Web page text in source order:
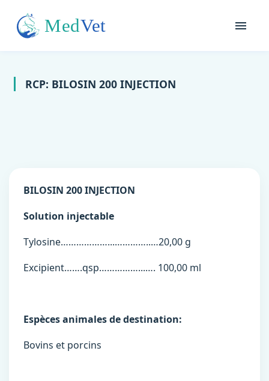
RCP: BILOSIN 200 INJECTION
BILOSIN 200 INJECTION
Solution injectable
Tylosine………………...…………..…20,00 g
Excipient…….qsp……………...…. 100,00 ml
Espèces animales de destination:
Bovins et porcins